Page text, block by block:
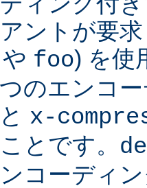
ントが要
や foo) を使
のエンコ
と x-
とです。
コーディ